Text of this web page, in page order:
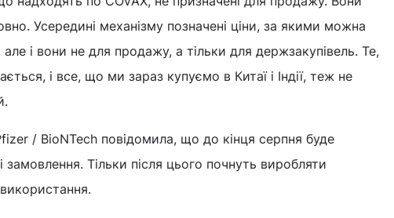
Усередині механізму позначені ціни, за якими можна
і вони не для продажу, а тільки для держзакупівель. Те,
і все, що ми зараз купуємо в Китаї і Індії, теж не
/ BioNTech повідомила, що до кінця серпня буде
замовлення. Тільки після цього почнуть виробляти